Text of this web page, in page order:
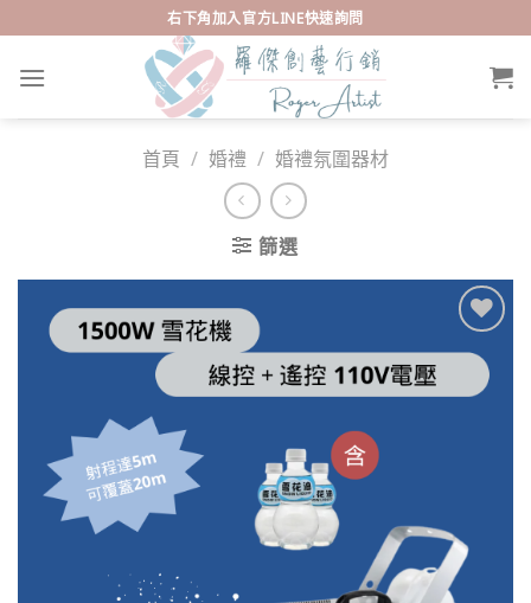
to
content
右下角加入官方LINE快速詢問
首頁 / 婚禮 / 婚禮氛圍器材
篩選
Add to